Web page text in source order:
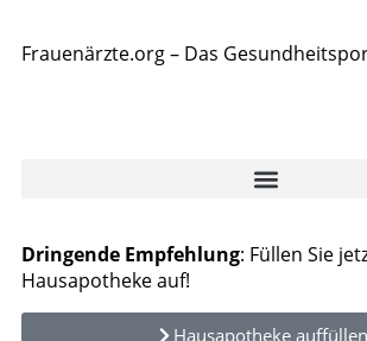
Frauenärzte.org – Das
Dringende Empfehlung: Füllen Sie
Hausapotheke auf!
Hausapotheke